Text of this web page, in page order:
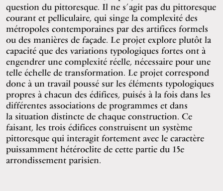
question du pittoresque. Il ne s’agit pas du pittoresque
courant et pelliculaire, qui singe la complexité des
métropoles contemporaines par des artifices formels
ou des manières de façade. Le projet explore plutôt la
capacité que des variations typologiques fortes ont à
engendrer une complexité réelle, nécessaire pour une
telle échelle de transformation. Le projet correspond
donc à un travail poussé sur les éléments typologiques
propres à chacun des édifices, puisés à la fois dans les
différentes associations de programmes et dans
la situation distincte de chaque construction. Ce
faisant, les trois édifices construisent un système
pittoresque qui interagit fortement avec le caractère
puissamment hétéroclite de cette partie du 15e
arrondissement parisien.